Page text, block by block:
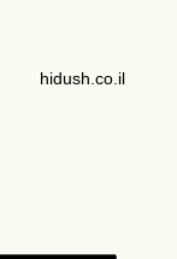
hidush.co.il